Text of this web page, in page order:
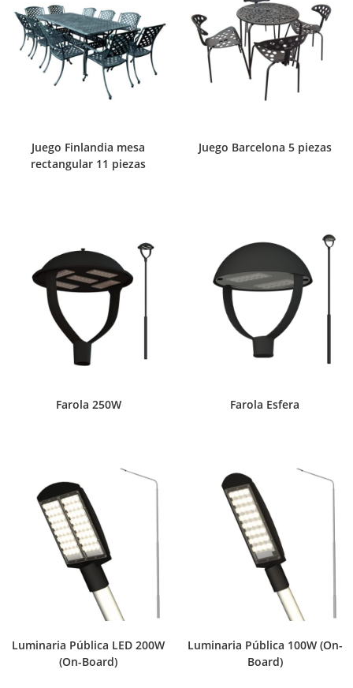
Juego Finlandia mesa
rectangular 11 piezas
Juego Barcelona 5 piezas
Farola 250W Farola Esfera
Luminaria Pública LED 200W
(On-Board)
Luminaria Pública 100W (On-
Board)